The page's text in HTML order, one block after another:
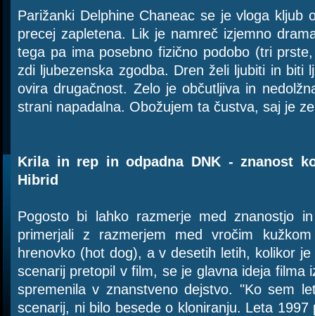
Parižanki Delphine Chaneac se je vloga kljub
precej zapletena. Lik je namreč izjemno
tega pa ima posebno fizično podobo (tri
zdi ljubezenska zgodba. Dren želi ljubiti in biti
ovira drugačnost. Zelo je občutljiva in
strani napadalna. Obožujem ta čustva, saj je
Krila in rep in odpadna DNK - znanost
Hibrid
Pogosto bi lahko razmerje med znanostjo
primerjali z razmerjem med vročim
hrenovko (hot dog), a v desetih letih, kolikor
scenarij pretopil v film, se je glavna ideja filma
spremenila v znanstveno dejstvo. "Ko sem
scenarij, ni bilo besede o kloniranju. Leta